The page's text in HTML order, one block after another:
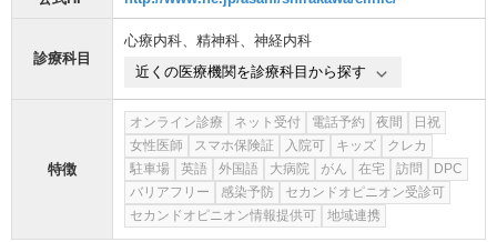
診療科目
心療内科、 精神科、 神経内科
近くの医療機関を診療科目から探す
特徴
オンライン診療 ネット受付 電話予約 夜間
日祝
女性医師
スマホ保険証 入院可 キッズ
クレカ
駐車場
英語 外国語 大病院 がん 在宅 訪問
DPC
バリアフリー
感染予防
セカンドオピニオン受診可
セカンドオピニオン情報提供可
地域連携